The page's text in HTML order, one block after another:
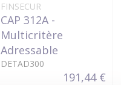
FINSECUR
CAP 312A -
Multicritère
Adressable
DETAD300
191,44 €